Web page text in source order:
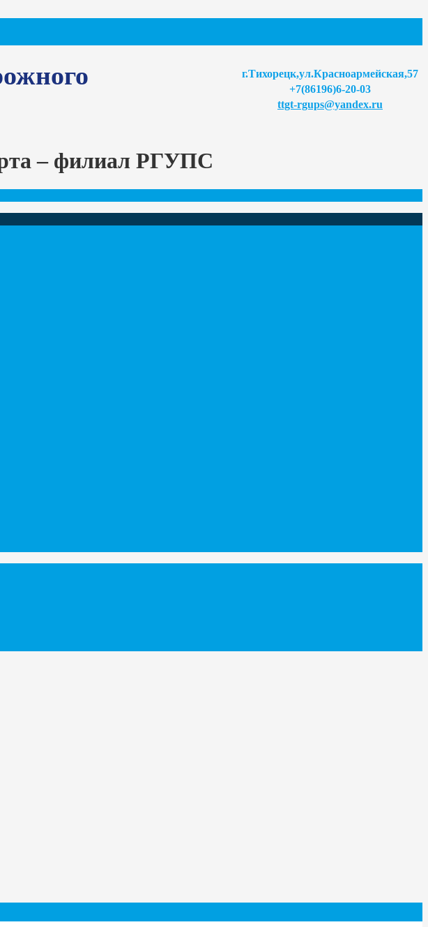
г.Тихорецк,ул.Красноармейская,57
+7(86196)6-20-03
ttgt-rgups@yandex.ru
– филиал РГУПС